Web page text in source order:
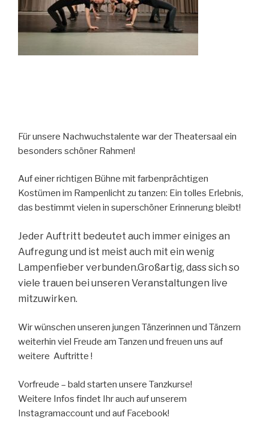
Für unsere Nachwuchstalente war der Theatersaal ein
besonders schöner Rahmen!
Auf einer richtigen Bühne mit farbenprächtigen
Kostümen im Rampenlicht zu tanzen: Ein tolles Erlebnis,
das bestimmt vielen in superschöner Erinnerung bleibt!
Jeder Auftritt bedeutet auch immer einiges an
Aufregung und ist meist auch mit ein wenig
Lampenfieber verbunden.Großartig, dass sich so
viele trauen bei unseren Veranstaltungen live
mitzuwirken.
Wir wünschen unseren jungen Tänzerinnen und Tänzern
weiterhin viel Freude am Tanzen und freuen uns auf
weitere Auftritte !
Vorfreude – bald starten unsere Tanzkurse!
Weitere Infos findet Ihr auch auf unserem
Instagramaccount und auf Facebook!